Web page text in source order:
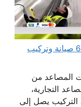
صيانة مصاعد في الكويت 65542233 صيانة وتركيب
المصاعد من
التجارية،
التركيب يصل إلى